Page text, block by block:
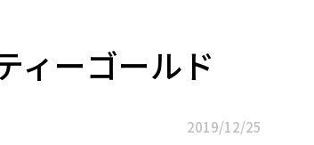
ィーゴールド
2019/12/25